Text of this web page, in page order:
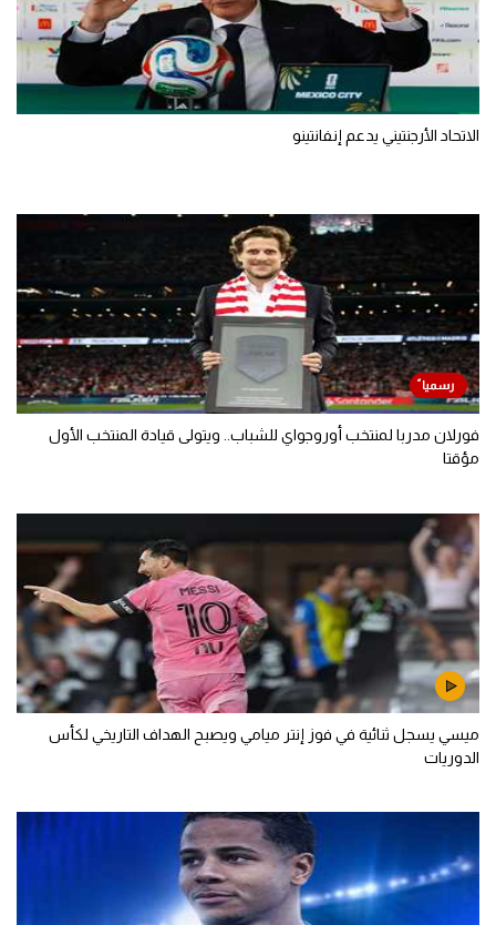
الاتحاد الأرجنتيني يدعم إنفانتينو
فورلان مدربا لمنتخب أوروجواي للشباب.. ويتولى قيادة المنتخب الأول
مؤقتا
ميسي يسجل ثنائية في فوز إنتر ميامي ويصبح الهداف التاريخي لكأس
الدوريات